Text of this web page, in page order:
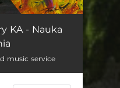
02:15
02:51
KA - Nauka
music service